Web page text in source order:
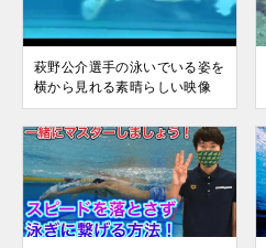
萩野公介選手の泳いでいる姿を
横から見れる素晴らしい映像